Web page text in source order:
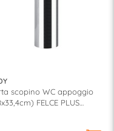
scopino WC appoggio
FELCE PLUS